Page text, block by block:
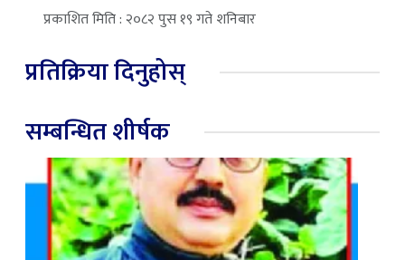
प्रकाशित मिति : २०८२ पुस १९ गते शनिबार
प्रतिक्रिया दिनुहोस्
सम्बन्धित शीर्षक